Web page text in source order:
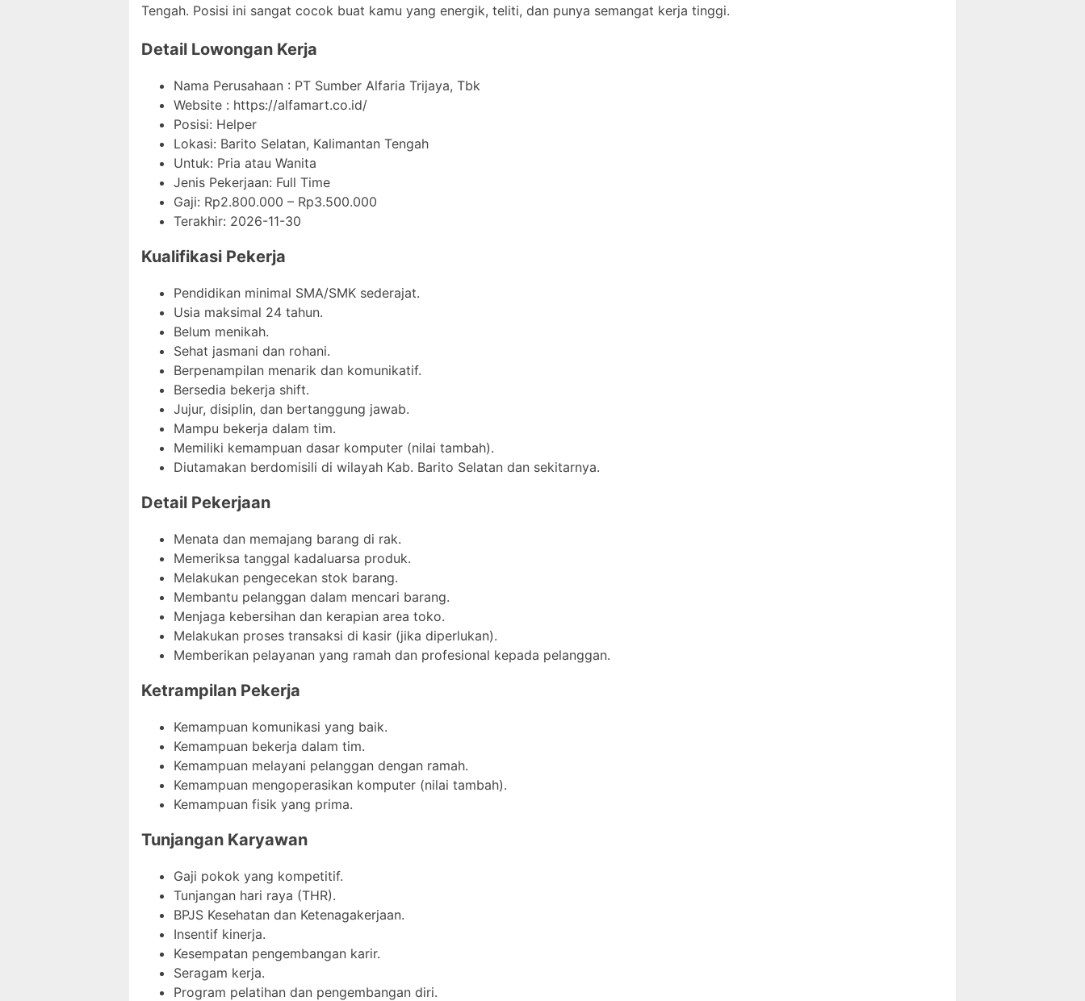
Tengah. Posisi ini sangat cocok buat kamu yang energik, teliti, dan punya semangat kerja tinggi.
Detail Lowongan Kerja
Nama Perusahaan : PT Sumber Alfaria Trijaya, Tbk
Website : https://alfamart.co.id/
Posisi: Helper
Lokasi: Barito Selatan, Kalimantan Tengah
Untuk: Pria atau Wanita
Jenis Pekerjaan: Full Time
Gaji: Rp2.800.000 – Rp3.500.000
Terakhir: 2026-11-30
Kualifikasi Pekerja
Pendidikan minimal SMA/SMK sederajat.
Usia maksimal 24 tahun.
Belum menikah.
Sehat jasmani dan rohani.
Berpenampilan menarik dan komunikatif.
Bersedia bekerja shift.
Jujur, disiplin, dan bertanggung jawab.
Mampu bekerja dalam tim.
Memiliki kemampuan dasar komputer (nilai tambah).
Diutamakan berdomisili di wilayah Kab. Barito Selatan dan sekitarnya.
Detail Pekerjaan
Menata dan memajang barang di rak.
Memeriksa tanggal kadaluarsa produk.
Melakukan pengecekan stok barang.
Membantu pelanggan dalam mencari barang.
Menjaga kebersihan dan kerapian area toko.
Melakukan proses transaksi di kasir (jika diperlukan).
Memberikan pelayanan yang ramah dan profesional kepada pelanggan.
Ketrampilan Pekerja
Kemampuan komunikasi yang baik.
Kemampuan bekerja dalam tim.
Kemampuan melayani pelanggan dengan ramah.
Kemampuan mengoperasikan komputer (nilai tambah).
Kemampuan fisik yang prima.
Tunjangan Karyawan
Gaji pokok yang kompetitif.
Tunjangan hari raya (THR).
BPJS Kesehatan dan Ketenagakerjaan.
Insentif kinerja.
Kesempatan pengembangan karir.
Seragam kerja.
Program pelatihan dan pengembangan diri.